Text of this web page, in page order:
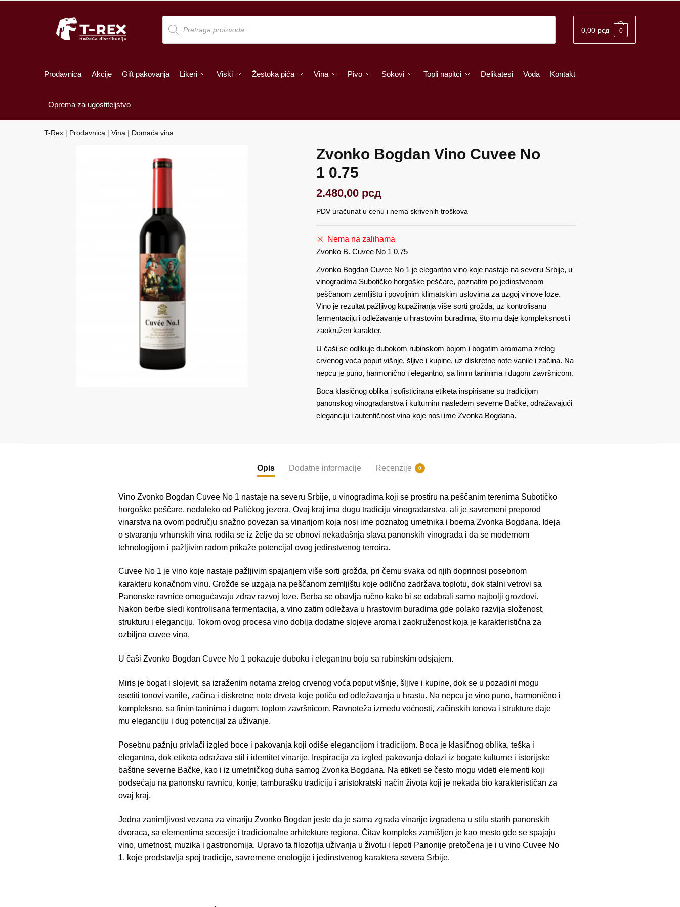
Products
search
0,00 рсд 0
Prodavnica Akcije Gift pakovanja Likeri Viski Žestoka pića Vina Pivo Sokovi Topli napitci Delikatesi Voda Kontakt
Oprema za ugostiteljstvo
T-Rex | Prodavnica |Vina | Domaća vina
Zvonko Bogdan Vino Cuvee No
1 0.75
2.480,00 рсд
PDV uračunat u cenu i nema skrivenih troškova
Nema na zalihama
Zvonko B. Cuvee No 1 0,75
Zvonko Bogdan Cuvee No 1 je elegantno vino koje nastaje na severu Srbije, u
vinogradima Subotičko horgoške peščare, poznatim po jedinstvenom
peščanom zemljištu i povoljnim klimatskim uslovima za uzgoj vinove loze.
Vino je rezultat pažljivog kupažiranja više sorti grožđa, uz kontrolisanu
fermentaciju i odležavanje u hrastovim buradima, što mu daje kompleksnost i
zaokružen karakter.
U čaši se odlikuje dubokom rubinskom bojom i bogatim aromama zrelog
crvenog voća poput višnje, šljive i kupine, uz diskretne note vanile i začina. Na
nepcu je puno, harmonično i elegantno, sa finim taninima i dugom završnicom.
Boca klasičnog oblika i sofisticirana etiketa inspirisane su tradicijom
panonskog vinogradarstva i kulturnim nasleđem severne Bačke, odražavajući
eleganciju i autentičnost vina koje nosi ime Zvonka Bogdana.
Opis Dodatne informacije Recenzije 0
Vino Zvonko Bogdan Cuvee No 1 nastaje na severu Srbije, u vinogradima koji se prostiru na peščanim terenima Subotičko
horgoške peščare, nedaleko od Palićkog jezera. Ovaj kraj ima dugu tradiciju vinogradarstva, ali je savremeni preporod
vinarstva na ovom području snažno povezan sa vinarijom koja nosi ime poznatog umetnika i boema Zvonka Bogdana. Ideja
o stvaranju vrhunskih vina rodila se iz želje da se obnovi nekadašnja slava panonskih vinograda i da se modernom
tehnologijom i pažljivim radom prikaže potencijal ovog jedinstvenog terroira.
Cuvee No 1 je vino koje nastaje pažljivim spajanjem više sorti grožđa, pri čemu svaka od njih doprinosi posebnom
karakteru konačnom vinu. Grožđe se uzgaja na peščanom zemljištu koje odlično zadržava toplotu, dok stalni vetrovi sa
Panonske ravnice omogućavaju zdrav razvoj loze. Berba se obavlja ručno kako bi se odabrali samo najbolji grozdovi.
Nakon berbe sledi kontrolisana fermentacija, a vino zatim odležava u hrastovim buradima gde polako razvija složenost,
strukturu i eleganciju. Tokom ovog procesa vino dobija dodatne slojeve aroma i zaokruženost koja je karakteristična za
ozbiljna cuvee vina.
U čaši Zvonko Bogdan Cuvee No 1 pokazuje duboku i elegantnu boju sa rubinskim odsjajem.
Miris je bogat i slojevit, sa izraženim notama zrelog crvenog voća poput višnje, šljive i kupine, dok se u pozadini mogu
osetiti tonovi vanile, začina i diskretne note drveta koje potiču od odležavanja u hrastu. Na nepcu je vino puno, harmonično i
kompleksno, sa finim taninima i dugom, toplom završnicom. Ravnoteža između voćnosti, začinskih tonova i strukture daje
mu eleganciju i dug potencijal za uživanje.
Posebnu pažnju privlači izgled boce i pakovanja koji odiše elegancijom i tradicijom. Boca je klasičnog oblika, teška i
elegantna, dok etiketa odražava stil i identitet vinarije. Inspiracija za izgled pakovanja dolazi iz bogate kulturne i istorijske
baštine severne Bačke, kao i iz umetničkog duha samog Zvonka Bogdana. Na etiketi se često mogu videti elementi koji
podsećaju na panonsku ravnicu, konje, tamburašku tradiciju i aristokratski način života koji je nekada bio karakterističan za
ovaj kraj.
Jedna zanimljivost vezana za vinariju Zvonko Bogdan jeste da je sama zgrada vinarije izgrađena u stilu starih panonskih
dvoraca, sa elementima secesije i tradicionalne arhitekture regiona. Čitav kompleks zamišljen je kao mesto gde se spajaju
vino, umetnost, muzika i gastronomija. Upravo ta filozofija uživanja u životu i lepoti Panonije pretočena je i u vino Cuvee No
1, koje predstavlja spoj tradicije, savremene enologije i jedinstvenog karaktera severa Srbije.